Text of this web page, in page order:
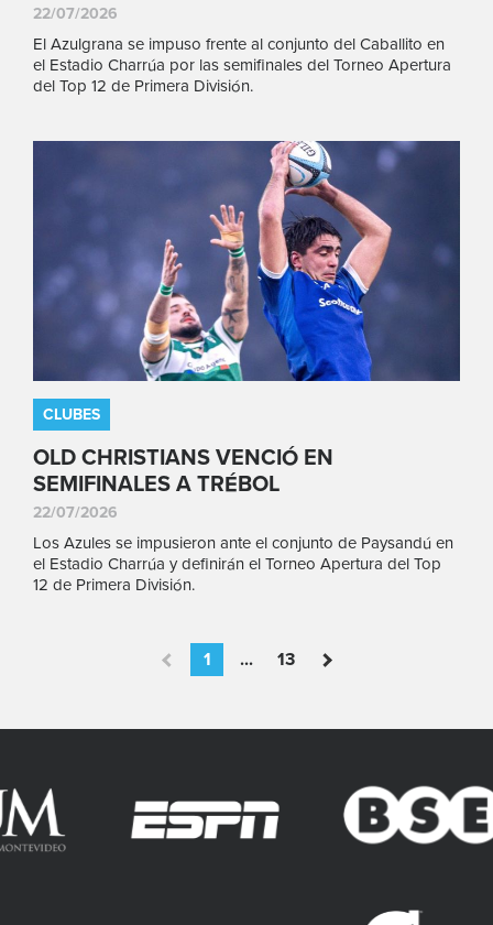
22/07/2026
El Azulgrana se impuso frente al conjunto del Caballito en
el Estadio Charrúa por las semifinales del Torneo Apertura
del Top 12 de Primera División.
CLUBES
OLD CHRISTIANS VENCIÓ EN
SEMIFINALES A TRÉBOL
22/07/2026
Los Azules se impusieron ante el conjunto de Paysandú en
el Estadio Charrúa y definirán el Torneo Apertura del Top
12 de Primera División.
1 ... 13